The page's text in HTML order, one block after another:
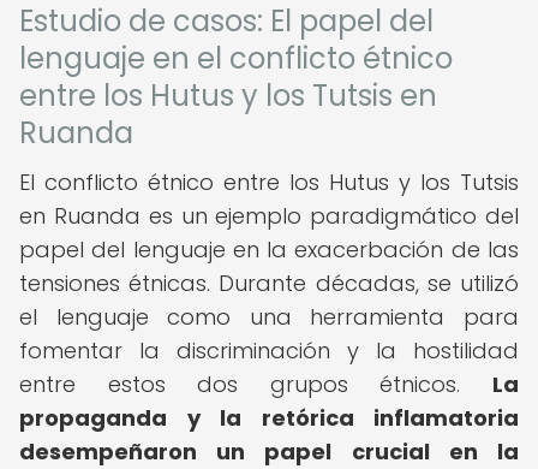
Estudio de casos: El papel del
lenguaje en el conflicto étnico
entre los Hutus y los Tutsis en
Ruanda
El conflicto étnico entre los Hutus y los Tutsis
en Ruanda es un ejemplo paradigmático del
papel del lenguaje en la exacerbación de las
tensiones étnicas. Durante décadas, se utilizó
el lenguaje como una herramienta para
fomentar la discriminación y la hostilidad
entre estos dos grupos étnicos. La
propaganda y la retórica inflamatoria
desempeñaron un papel crucial en la